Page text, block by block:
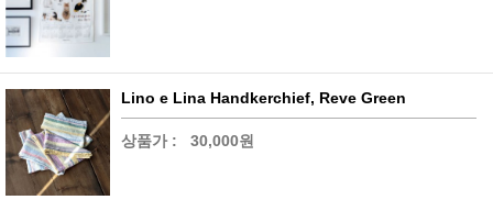
Lino e Lina Handkerchief, Reve Green
상품가 : 30,000원